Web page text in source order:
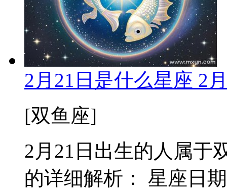
2月21日是什么星座 2
[双鱼座]
2月21日出生的人属于
的详细解析： 星座日